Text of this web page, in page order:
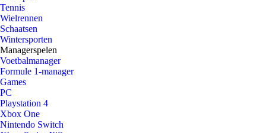
Tennis
Wielrennen
Schaatsen
Wintersporten
Managerspelen
Voetbalmanager
Formule 1-manager
Games
PC
Playstation 4
Xbox One
Nintendo Switch